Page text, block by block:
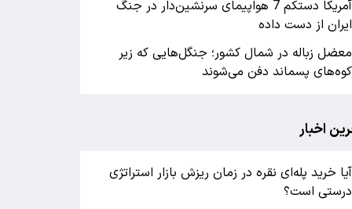
آمریکا دستکم 7 هواپیمای سرنشین‌دار در جنگ
ایران از دست داده
معضل زباله در شمال کشور؛ جنگل‌هایی که زیر
کوه‌های پسماند دفن می‌شوند
اخبار
آیا خرید پله‌ای نقره در زمان ریزش بازار استراتژی
درستی است؟